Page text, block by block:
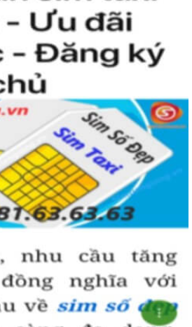
vị trí của bạn trong xã hội là như thế
Tứ Quý 2 tại
cấp
Tứ Quý, sim giá rẻ uy
mất nhiều thời gian ở khoản lựa số,
tốt về phong thủy thì mới là sim hoàn